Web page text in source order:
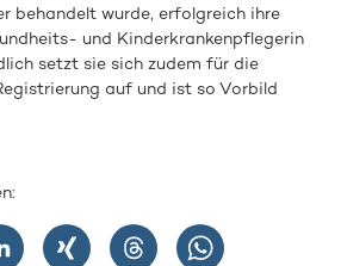
behandelt wurde, erfolgreich ihre
und Kinderkrankenpflegerin
setzt sie sich zudem für die
auf und ist so Vorbild